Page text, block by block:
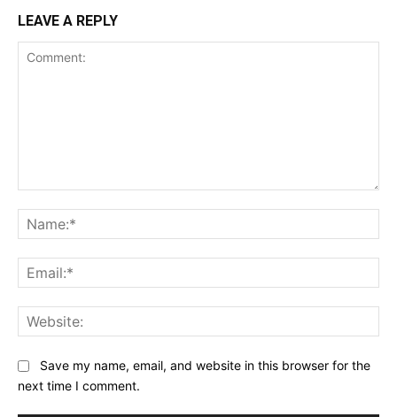
LEAVE A REPLY
Save my name, email, and website in this browser for the
next time I comment.